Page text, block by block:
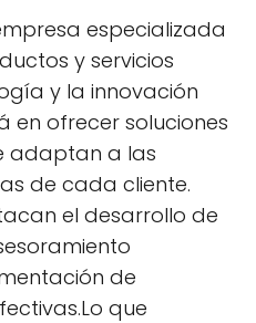
especializada
y servicios
y la innovación
en ofrecer soluciones
adaptan a las
de cada cliente.
el desarrollo de
de
que